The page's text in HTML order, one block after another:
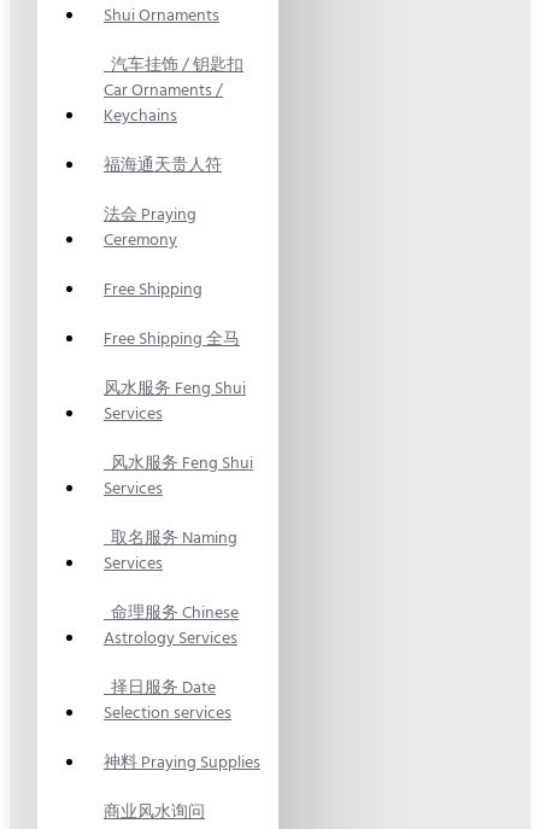
Shui Ornaments
汽车挂饰 / 钥匙扣
Car Ornaments /
Keychains
福海通天贵人符
法会 Praying
Ceremony
Free Shipping
Free Shipping 全马
风水服务 Feng Shui
Services
风水服务 Feng Shui
Services
取名服务 Naming
Services
命理服务 Chinese
Astrology Services
择日服务 Date
Selection services
神料 Praying Supplies
商业风水询问